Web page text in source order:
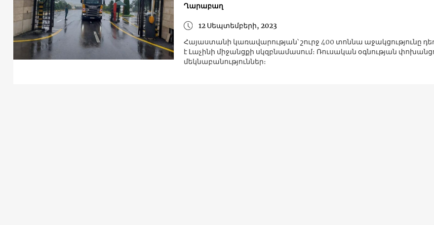
Ղարաբաղ
12 Սեպտեմբերի, 2023
Հայաստանի կառավարության՝ շուրջ 400 տոննա աջակցությունը
է Լաչինի միջանցքի սկզբնամասում։ Ռուսական օգնության
մեկնաբանություններ։